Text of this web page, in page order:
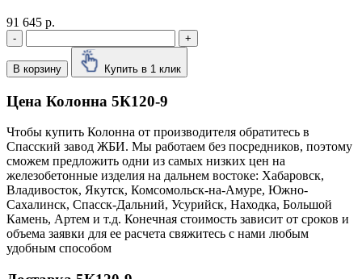
91 645 р.
- +
В корзину Купить в 1 клик
Цена Колонна 5К120-9
Чтобы купить Колонна от производителя обратитесь в
Cпасский завод ЖБИ. Мы работаем без посредников, поэтому
сможем предложить одни из самых низких цен на
железобетонные изделия на дальнем востоке: Хабаровск,
Владивосток, Якутск, Комсомольск-на-Амуре, Южно-
Сахалинск, Спасск-Дальний, Усурийск, Находка, Большой
Камень, Артем и т.д. Конечная стоимость зависит от сроков и
объема заявки для ее расчета свяжитесь с нами любым
удобным способом